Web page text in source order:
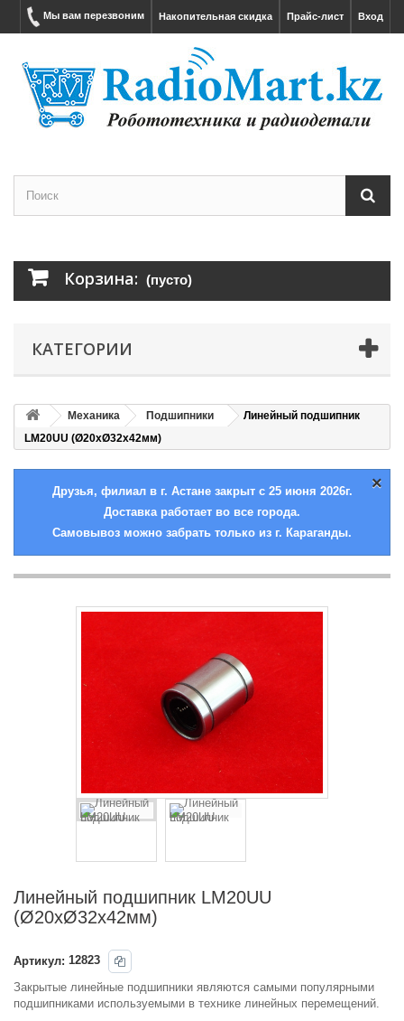
Вход
Прайс-лист
Накопительная скидка
Мы вам перезвоним
Корзина: (пусто)
КАТЕГОРИИ
Механика Подшипники
Линейный подшипник
LM20UU (Ø20хØ32х42мм)
×
Друзья, филиал в г. Астане закрыт с 25 июня 2026г.
Доставка работает во все города.
Самовывоз можно забрать только из г. Караганды.
Линейный подшипник LM20UU
(Ø20хØ32х42мм)
Артикул: 12823
Закрытые линейные подшипники являются самыми популярными
подшипниками используемыми в технике линейных перемещений.